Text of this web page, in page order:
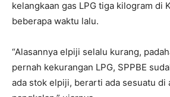
kelangkaan gas LPG tiga kilogram di
beberapa waktu lalu.
“Alasannya elpiji selalu kurang,
pernah kekurangan LPG, SPPBE
ada stok elpiji, berarti ada sesuatu di